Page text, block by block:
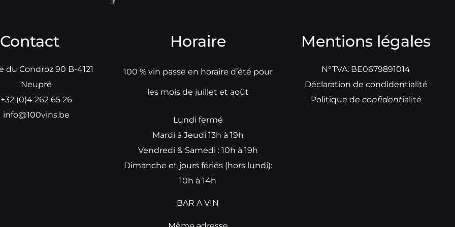
Contact
du Condroz 90 B-4121
Neupré
+32 (0)4 262 65 26
info@100vins.be
Horaire
100 % vin passe en horaire d’été pour
les mois de juillet et août
Lundi fermé
Mardi à Jeudi 13h à 19h
Vendredi & Samedi : 10h à 19h
Dimanche et jours fériés (hors lundi):
10h à 14h
BAR A VIN
Mentions légales
N°TVA: BE0679891014
Déclaration de condidentialité
Politique de confidentialité